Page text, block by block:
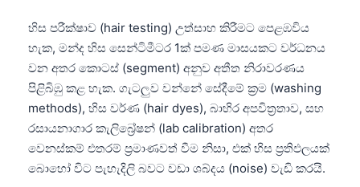
හිස පරීක්ෂාව (hair testing) උත්සාහ කිරීමට පෙළඹවිය
හැක, මන්ද හිස සෙන්ටිමීටර 1ක් පමණ මාසයකට වර්ධනය
වන අතර කොටස් (segment) අනුව අතීත නිරාවරණය
පිළිබිඹු කළ හැක. ගැටලුව වන්නේ සේදීමේ ක්‍රම (washing
methods), හිස වර්ණ (hair dyes), බාහිර අපවිත්‍රතාව, සහ
රසායනාගාර කැලිබ්‍රේෂන් (lab calibration) අතර
වෙනස්කම් එතරම් ප්‍රමාණවත් වීම නිසා, එක් හිස ප්‍රතිඵලයක්
බොහෝ විට පැහැදිලි බවට වඩා ශබ්දය (noise) වැඩි කරයි.
Қазақ тілі
Suomi
Hrvatski
Slovenčina
كوردی‎
پښتو